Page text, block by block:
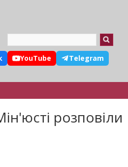
YouTube Telegram
розповіли